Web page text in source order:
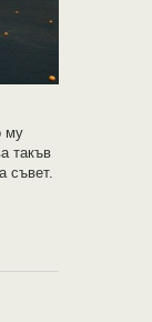
му
такъв
съвет.